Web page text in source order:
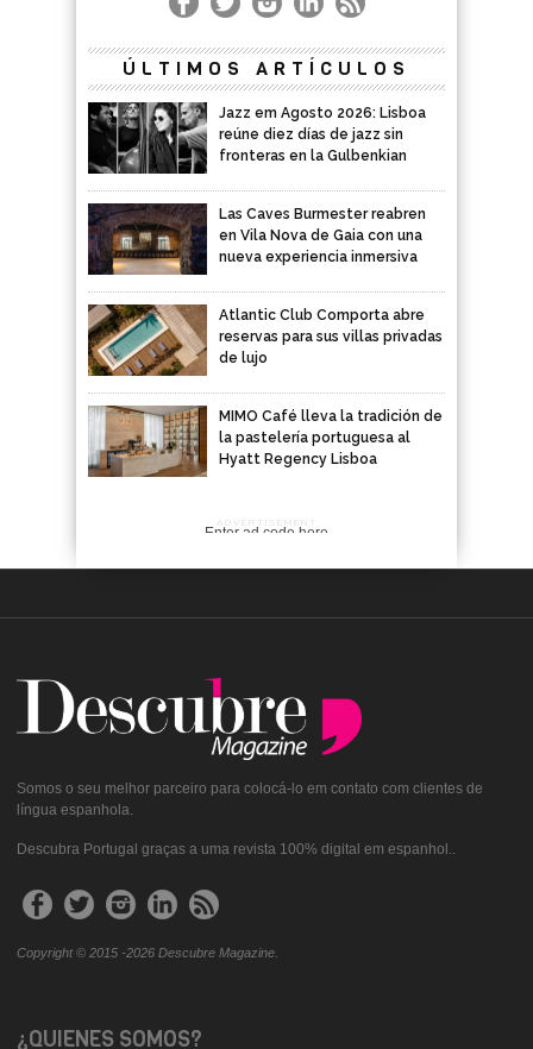
ÚLTIMOS ARTÍCULOS
Jazz em Agosto 2026: Lisboa
reúne diez días de jazz sin
fronteras en la Gulbenkian
Las Caves Burmester reabren
en Vila Nova de Gaia con una
nueva experiencia inmersiva
Atlantic Club Comporta abre
reservas para sus villas privadas
de lujo
MIMO Café lleva la tradición de
la pastelería portuguesa al
Hyatt Regency Lisboa
ADVERTISEMENT
Enter ad code here
Somos o seu melhor parceiro para colocá-lo em contato com clientes de
língua espanhola.
Descubra Portugal graças a uma revista 100% digital em espanhol..
Copyright © 2015 -2026 Descubre Magazine.
¿QUIENES SOMOS?